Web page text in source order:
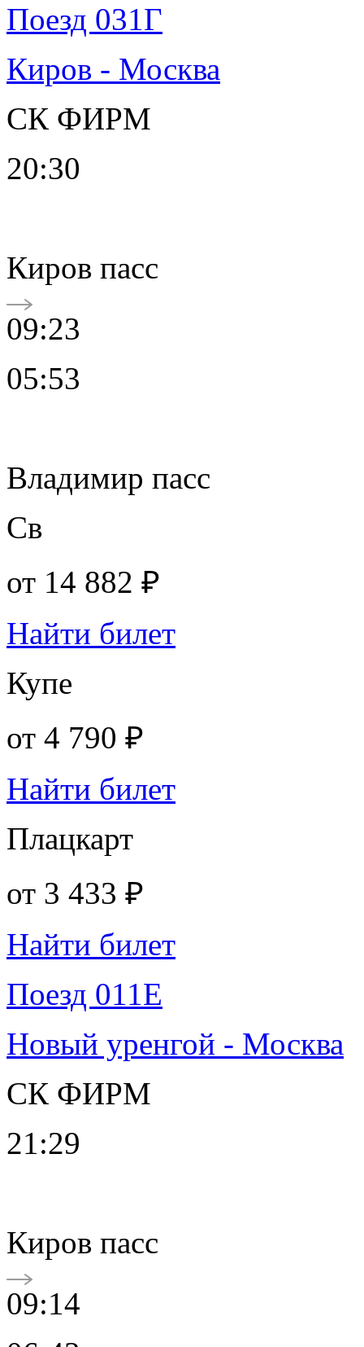
Поезд 031Г
Киров - Москва
СК ФИРМ
20:30
Киров пасс
09:23
05:53
Владимир пасс
Св
от 14 882 ₽
Найти билет
Купе
от 4 790 ₽
Найти билет
Плацкарт
от 3 433 ₽
Найти билет
Поезд 011Е
Новый уренгой - Москва
СК ФИРМ
21:29
Киров пасс
09:14